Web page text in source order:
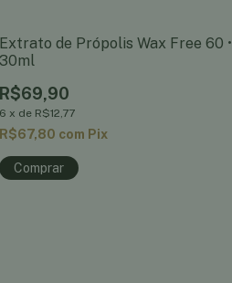
Extrato de Própolis Wax Free 60 •
30ml
R$69,90
6 x de R$12,77
R$67,80 com Pix